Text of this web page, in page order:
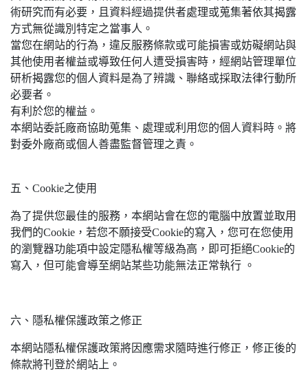
術研究而有必要，且資料經過提供者處理或蒐集著依其揭露
方式無從識別特定之當事人。
當您在網站的行為，違反服務條款或可能損害或妨礙網站與
其他使用者權益或導致任何人遭受損害時，經網站管理單位
研析揭露您的個人資料是為了辨識、聯絡或採取法律行動所
必要者。
有利於您的權益。
本網站委託廠商協助蒐集、處理或利用您的個人資料時。將
對委外廠商或個人善盡監督管理之責。
五、Cookie之使用
為了提供您最佳的服務，本網站會在您的電腦中放置並取用
我們的Cookie，若您不願接受Cookie的寫入，您可在您使用
的瀏覽器功能項中設定隱私權等級為高，即可拒絕Cookie的
寫入，但可能會導至網站某些功能無法正常執行 。
六、隱私權保護政策之修正
本網站隱私權保護政策將因應需求隨時進行修正，修正後的
條款將刊登於網站上。